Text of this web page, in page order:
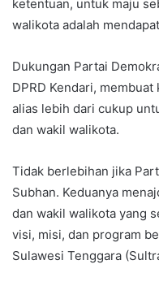
ketentuan, untuk maju
walikota adalah
Dukungan Partai
DPRD Kendari,
alias lebih dari cukup
dan wakil walikota.
Tidak berlebihan jika
Subhan. Keduanya
dan wakil walikota yang
visi, misi, dan program
Sulawesi Tenggara